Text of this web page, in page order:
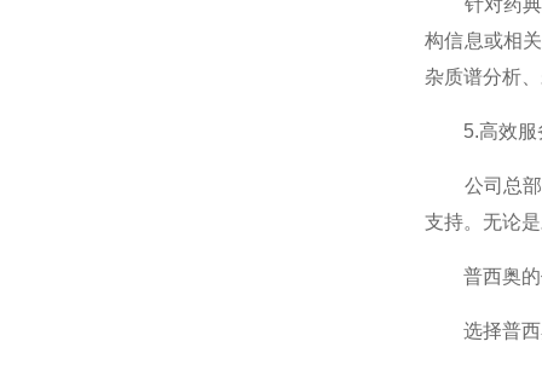
针对药典未
构信息或相
杂质谱分析
5.高效服
公司总部位
支持。无论
普西奥的
选择普西